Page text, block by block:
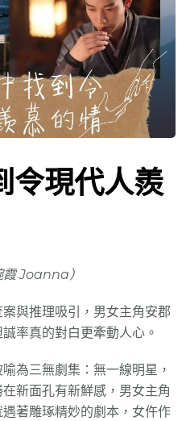
令現代人羨
霞 Joanna）
案與推理吸引，男女主角安郡
率真的對白更牽動人心。
為三無劇集：無一線明星，
新面孔有新鮮感，男女主角
著雕琢精妙的劇本，女仵作